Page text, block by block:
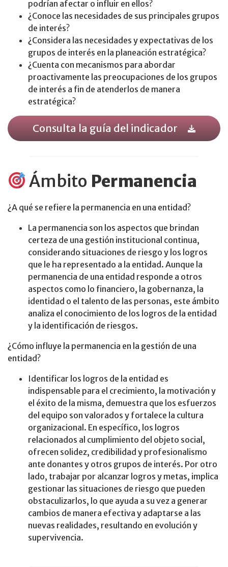
podrían afectar o influir en ellos?
¿Conoce las necesidades de sus principales grupos
de interés?
¿Considera las necesidades y expectativas de los
grupos de interés en la planeación estratégica?
¿Cuenta con mecanismos para abordar
proactivamente las preocupaciones de los grupos
de interés a fin de atenderlos de manera
estratégica?
Consulta la guía del indicador
Ámbito Permanencia
¿A qué se refiere la permanencia en una entidad?
La permanencia son los aspectos que brindan
certeza de una gestión institucional continua,
considerando situaciones de riesgo y los logros
que le ha representado a la entidad. Aunque la
permanencia de una entidad responde a otros
aspectos como lo financiero, la gobernanza, la
identidad o el talento de las personas, este ámbito
analiza el conocimiento de los logros de la entidad
y la identificación de riesgos.
¿Cómo influye la permanencia en la gestión de una
entidad?
Identificar los logros de la entidad es
indispensable para el crecimiento, la motivación y
el éxito de la misma, demuestra que los esfuerzos
del equipo son valorados y fortalece la cultura
organizacional. En específico, los logros
relacionados al cumplimiento del objeto social,
ofrecen solidez, credibilidad y profesionalismo
ante donantes y otros grupos de interés. Por otro
lado, trabajar por alcanzar logros y metas, implica
gestionar las situaciones de riesgo que pueden
obstaculizarlos, lo que ayuda a su vez a generar
cambios de manera efectiva y adaptarse a las
nuevas realidades, resultando en evolución y
supervivencia.